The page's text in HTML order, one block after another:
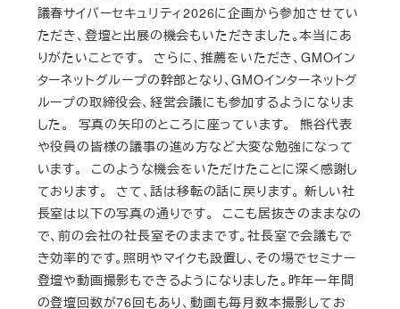
議春サイバーセキュリティ2026に企画から参加させてい
ただき、登壇と出展の機会もいただきました。本当にあ
りがたいことです。 さらに、推薦をいただき、GMOイン
ターネットグループの幹部となり、GMOインターネットグ
ループの取締役会、経営会議にも参加するようになりま
した。 写真の矢印のところに座っています。 熊谷代表
や役員の皆様の議事の進め方など大変な勉強になって
います。 このような機会をいただけたことに深く感謝し
ております。 さて、話は移転の話に戻ります。 新しい社
長室は以下の写真の通りです。 ここも居抜きのままなの
で、前の会社の社長室そのままです。社長室で会議もで
き効率的です。照明やマイクも設置し、その場でセミナー
登壇や動画撮影もできるようになりました。昨年一年間
の登壇回数が76回もあり、動画も毎月数本撮影してお